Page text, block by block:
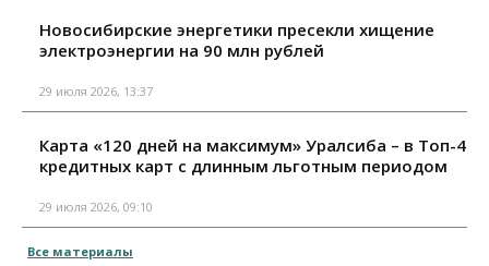
Новосибирские энергетики пресекли хищение
электроэнергии на 90 млн рублей
29 июля 2026, 13:37
Карта «120 дней на максимум» Уралсиба – в Топ-4
кредитных карт с длинным льготным периодом
29 июля 2026, 09:10
Все материалы